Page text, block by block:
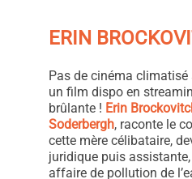
ERIN
Pas de cinéma
un film dispo en
brûlante ! Erin
Soderbergh, raconte le
cette mère célibataire,
juridique puis
affaire de pollution de